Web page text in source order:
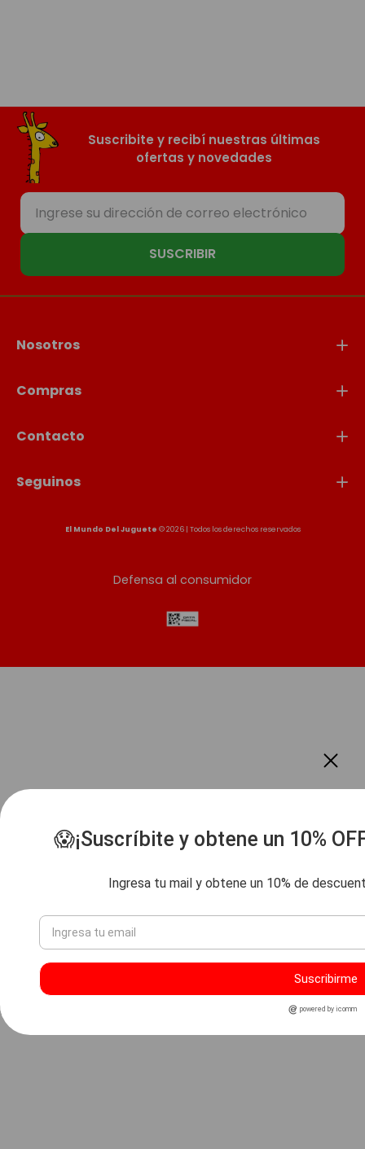
Suscribite y recibí nuestras últimas
ofertas y novedades
SUSCRIBIR
Nosotros
Compras
Contacto
Seguinos
El Mundo Del Juguete © 2026 | Todos los derechos reservados
Defensa al consumidor
😱¡Suscríbite y obtene un 10%
Ingresa tu mail y obtene un 10% de
Suscribirme
powered by icomm